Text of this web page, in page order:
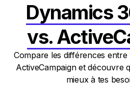
Dynamics
vs.
Compare les différences
ActiveCampaign et découvre
mieux à tes